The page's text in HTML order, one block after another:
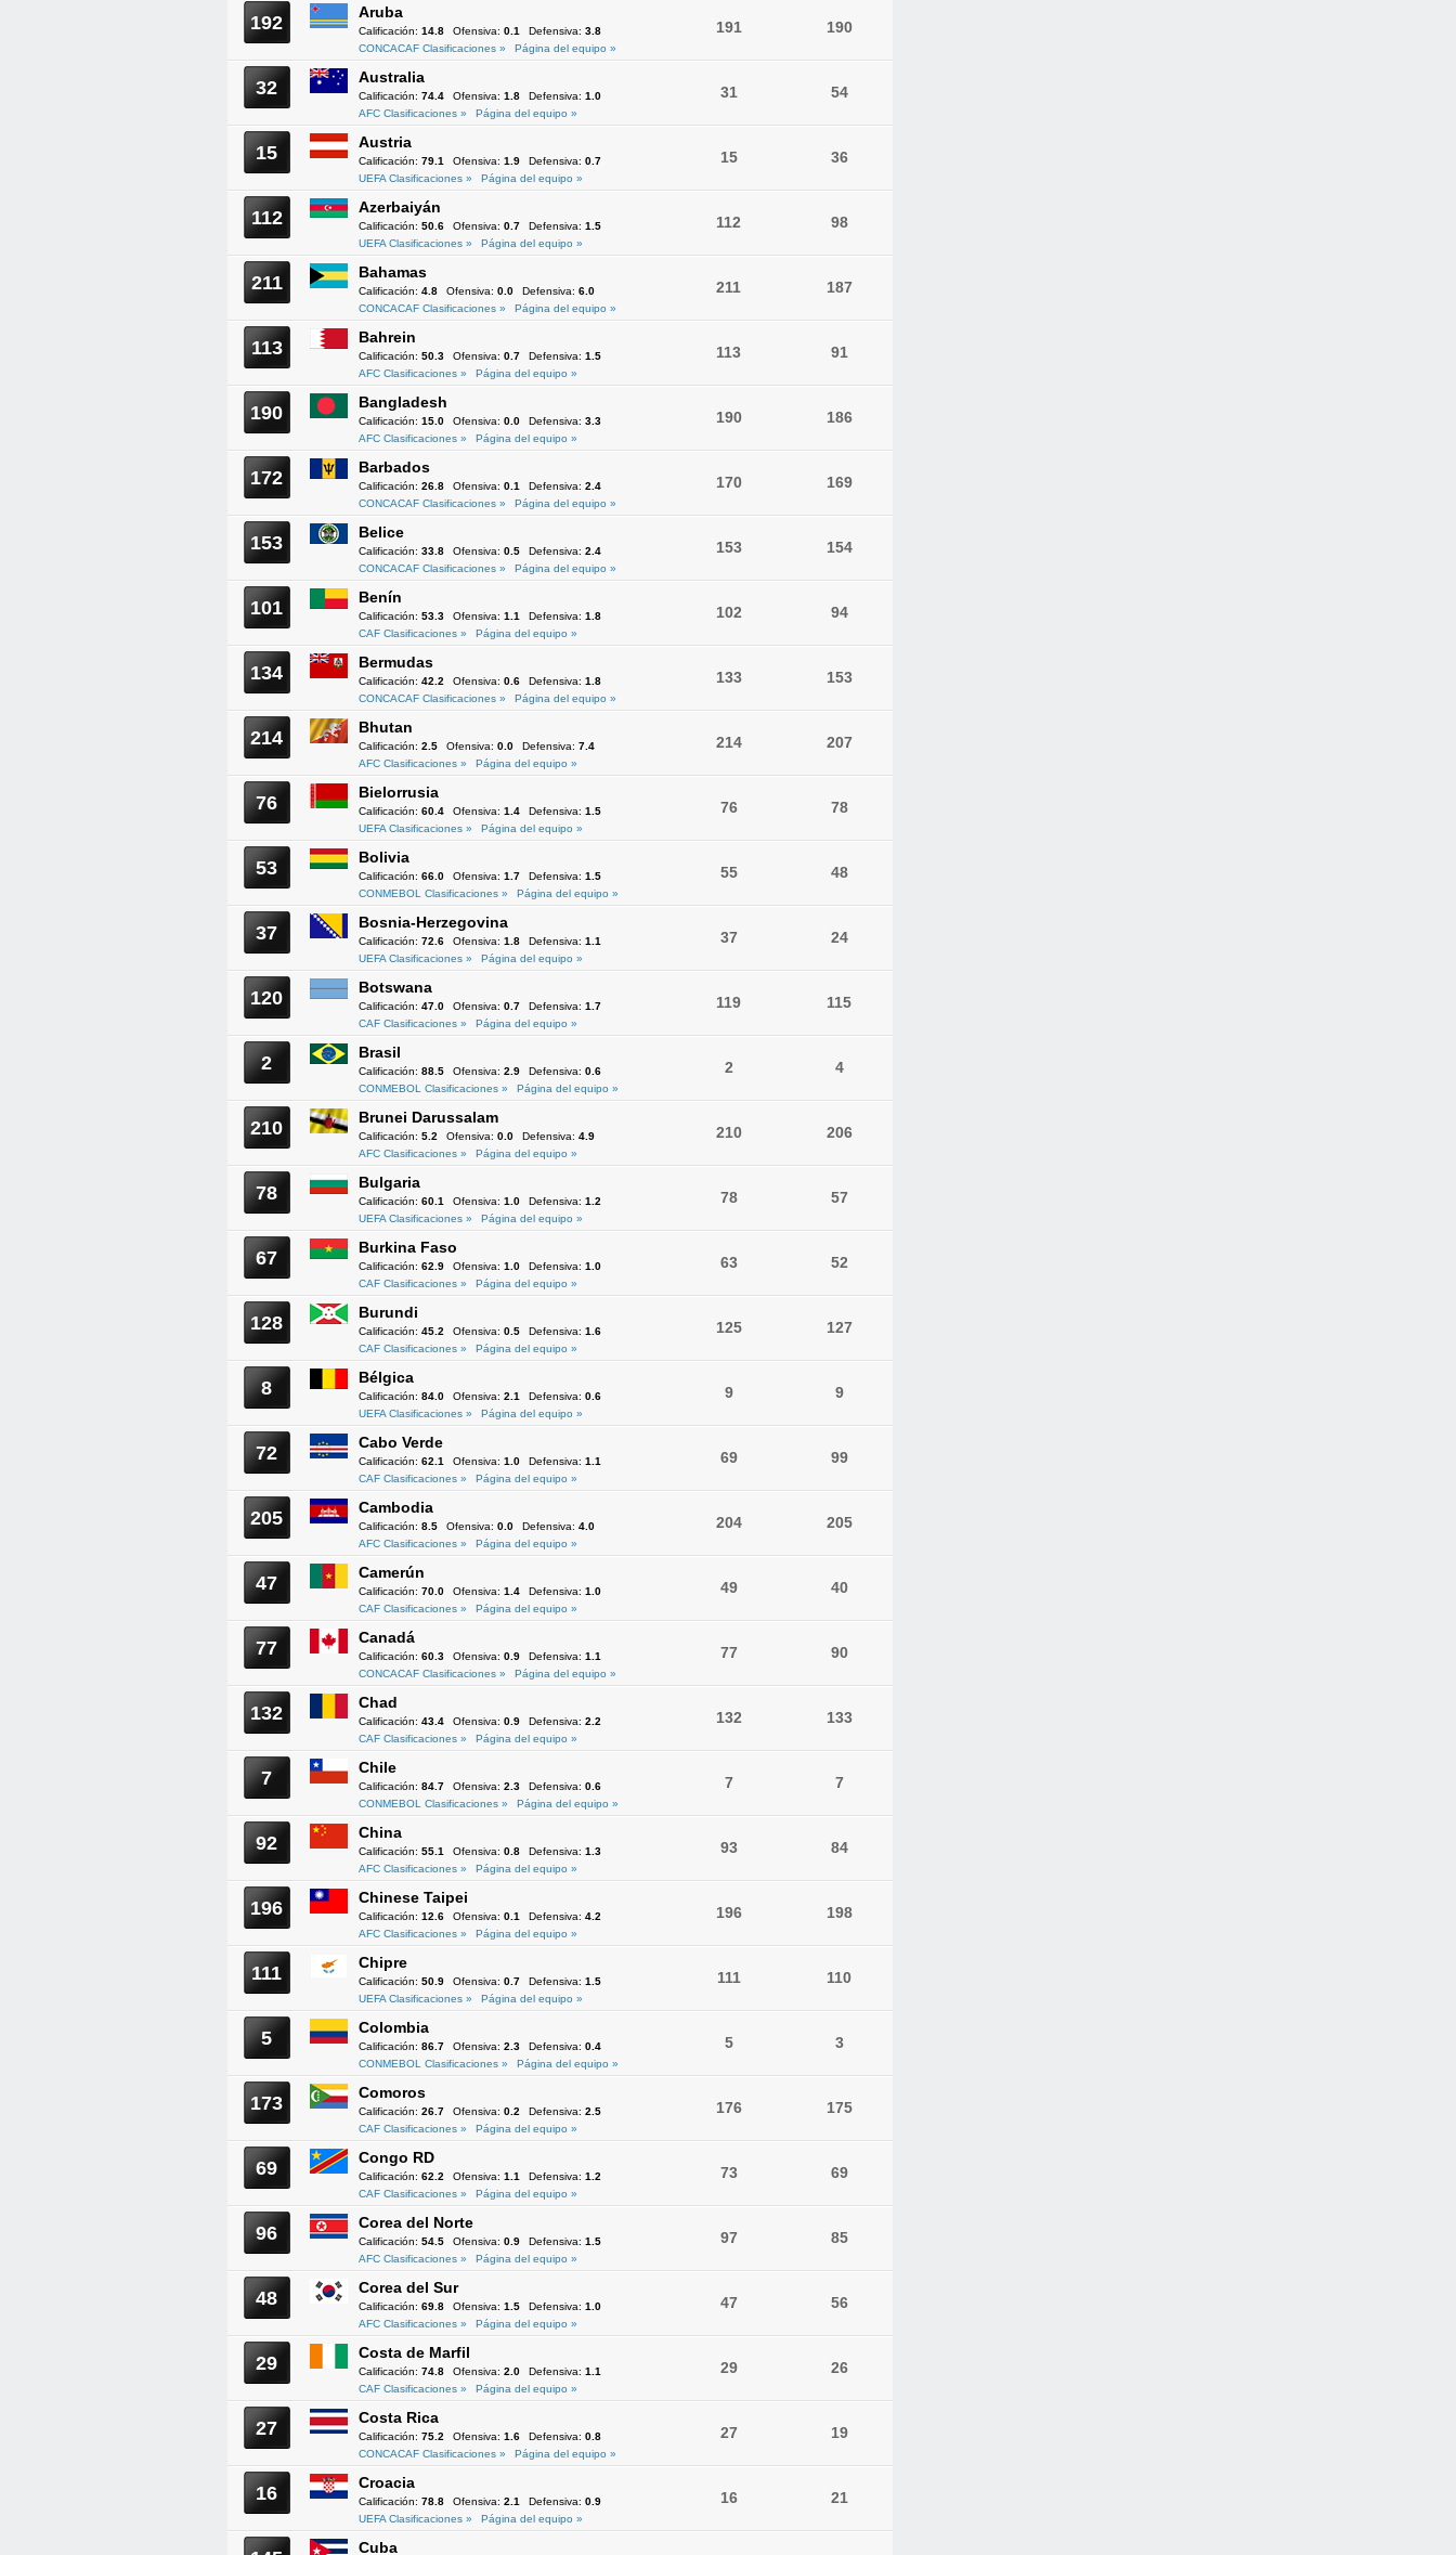
192 Aruba
Calificación: 14.8 Ofensiva: 0.1 Defensiva: 3.8
CONCACAF Clasificaciones »
Página del equipo »
191 190
32 Australia
Calificación: 74.4 Ofensiva: 1.8 Defensiva: 1.0
AFC Clasificaciones »
Página del equipo »
31 54
15 Austria
Calificación: 79.1 Ofensiva: 1.9 Defensiva: 0.7
UEFA Clasificaciones »
Página del equipo »
15 36
112 Azerbaiyán
Calificación: 50.6 Ofensiva: 0.7 Defensiva: 1.5
UEFA Clasificaciones »
Página del equipo »
112 98
211 Bahamas
Calificación: 4.8 Ofensiva: 0.0 Defensiva: 6.0
CONCACAF Clasificaciones »
Página del equipo »
211 187
113 Bahrein
Calificación: 50.3 Ofensiva: 0.7 Defensiva: 1.5
AFC Clasificaciones »
Página del equipo »
113 91
190 Bangladesh
Calificación: 15.0 Ofensiva: 0.0 Defensiva: 3.3
AFC Clasificaciones »
Página del equipo »
190 186
172 Barbados
Calificación: 26.8 Ofensiva: 0.1 Defensiva: 2.4
CONCACAF Clasificaciones »
Página del equipo »
170 169
153 Belice
Calificación: 33.8 Ofensiva: 0.5 Defensiva: 2.4
CONCACAF Clasificaciones »
Página del equipo »
153 154
101 Benín
Calificación: 53.3 Ofensiva: 1.1 Defensiva: 1.8
CAF Clasificaciones »
Página del equipo »
102 94
134 Bermudas
Calificación: 42.2 Ofensiva: 0.6 Defensiva: 1.8
CONCACAF Clasificaciones »
Página del equipo »
133 153
214 Bhutan
Calificación: 2.5 Ofensiva: 0.0 Defensiva: 7.4
AFC Clasificaciones »
Página del equipo »
214 207
76 Bielorrusia
Calificación: 60.4 Ofensiva: 1.4 Defensiva: 1.5
UEFA Clasificaciones »
Página del equipo »
76 78
53 Bolivia
Calificación: 66.0 Ofensiva: 1.7 Defensiva: 1.5
CONMEBOL Clasificaciones »
Página del equipo »
55 48
37 Bosnia-Herzegovina
Calificación: 72.6 Ofensiva: 1.8 Defensiva: 1.1
UEFA Clasificaciones »
Página del equipo »
37 24
120 Botswana
Calificación: 47.0 Ofensiva: 0.7 Defensiva: 1.7
CAF Clasificaciones »
Página del equipo »
119 115
2 Brasil
Calificación: 88.5 Ofensiva: 2.9 Defensiva: 0.6
CONMEBOL Clasificaciones »
Página del equipo »
2 4
210 Brunei Darussalam
Calificación: 5.2 Ofensiva: 0.0 Defensiva: 4.9
AFC Clasificaciones »
Página del equipo »
210 206
78 Bulgaria
Calificación: 60.1 Ofensiva: 1.0 Defensiva: 1.2
UEFA Clasificaciones »
Página del equipo »
78 57
67 Burkina Faso
Calificación: 62.9 Ofensiva: 1.0 Defensiva: 1.0
CAF Clasificaciones »
Página del equipo »
63 52
128 Burundi
Calificación: 45.2 Ofensiva: 0.5 Defensiva: 1.6
CAF Clasificaciones »
Página del equipo »
125 127
8 Bélgica
Calificación: 84.0 Ofensiva: 2.1 Defensiva: 0.6
UEFA Clasificaciones »
Página del equipo »
9 9
72 Cabo Verde
Calificación: 62.1 Ofensiva: 1.0 Defensiva: 1.1
CAF Clasificaciones »
Página del equipo »
69 99
205 Cambodia
Calificación: 8.5 Ofensiva: 0.0 Defensiva: 4.0
AFC Clasificaciones »
Página del equipo »
204 205
47 Camerún
Calificación: 70.0 Ofensiva: 1.4 Defensiva: 1.0
CAF Clasificaciones »
Página del equipo »
49 40
77 Canadá
Calificación: 60.3 Ofensiva: 0.9 Defensiva: 1.1
CONCACAF Clasificaciones »
Página del equipo »
77 90
132 Chad
Calificación: 43.4 Ofensiva: 0.9 Defensiva: 2.2
CAF Clasificaciones »
Página del equipo »
132 133
7 Chile
Calificación: 84.7 Ofensiva: 2.3 Defensiva: 0.6
CONMEBOL Clasificaciones »
Página del equipo »
7 7
92 China
Calificación: 55.1 Ofensiva: 0.8 Defensiva: 1.3
AFC Clasificaciones »
Página del equipo »
93 84
196 Chinese Taipei
Calificación: 12.6 Ofensiva: 0.1 Defensiva: 4.2
AFC Clasificaciones »
Página del equipo »
196 198
111 Chipre
Calificación: 50.9 Ofensiva: 0.7 Defensiva: 1.5
UEFA Clasificaciones »
Página del equipo »
111 110
5 Colombia
Calificación: 86.7 Ofensiva: 2.3 Defensiva: 0.4
CONMEBOL Clasificaciones »
Página del equipo »
5 3
173 Comoros
Calificación: 26.7 Ofensiva: 0.2 Defensiva: 2.5
CAF Clasificaciones »
Página del equipo »
176 175
69 Congo RD
Calificación: 62.2 Ofensiva: 1.1 Defensiva: 1.2
CAF Clasificaciones »
Página del equipo »
73 69
96 Corea del Norte
Calificación: 54.5 Ofensiva: 0.9 Defensiva: 1.5
AFC Clasificaciones »
Página del equipo »
97 85
48 Corea del Sur
Calificación: 69.8 Ofensiva: 1.5 Defensiva: 1.0
AFC Clasificaciones »
Página del equipo »
47 56
29 Costa de Marfil
Calificación: 74.8 Ofensiva: 2.0 Defensiva: 1.1
CAF Clasificaciones »
Página del equipo »
29 26
27 Costa Rica
Calificación: 75.2 Ofensiva: 1.6 Defensiva: 0.8
CONCACAF Clasificaciones »
Página del equipo »
27 19
16 Croacia
Calificación: 78.8 Ofensiva: 2.1 Defensiva: 0.9
UEFA Clasificaciones »
Página del equipo »
16 21
Cuba